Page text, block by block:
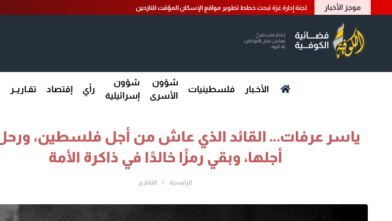
موجز الأخبار لجنة إدارة غزة تبحث خطط تطوير مواقع الإسكان المؤقت للنازحين
الأخـبار فلسطينيات
شؤون
الأسرى
شؤون
إسرائيلية
رأي إقتصاد تقـاريــر
ياسر عرفات… القائد الذي عاش من أجل فلسطين،
أجلها، وبقي رمزًا خالدًا في ذاكرة الأمة
الرئيسية التقارير